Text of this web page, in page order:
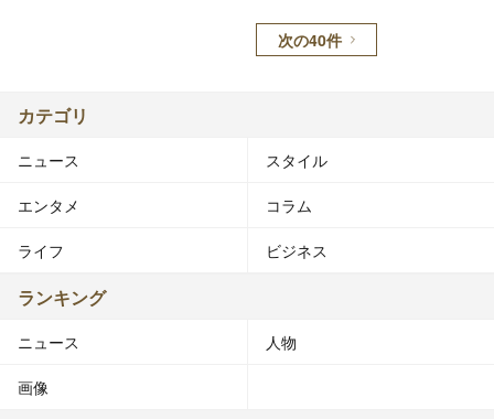
次の40件
カテゴリ
ニュース スタイル
エンタメ コラム
ライフ ビジネス
ランキング
ニュース 人物
画像